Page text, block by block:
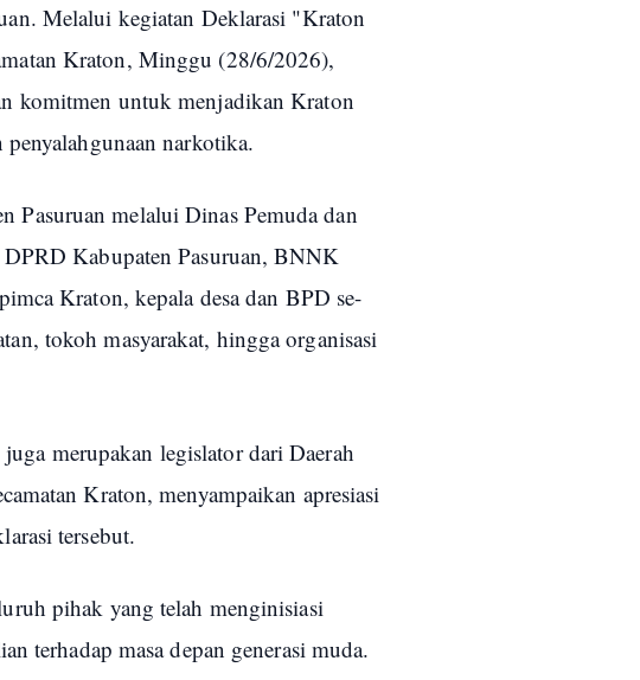
Melalui kegiatan Deklarasi "Kraton
Kraton, Minggu (28/6/2026),
komitmen untuk menjadikan Kraton
narkotika.
Pasuruan melalui Dinas Pemuda dan
Kabupaten Pasuruan, BNNK
Kraton, kepala desa dan BPD se-
tokoh masyarakat, hingga organisasi
merupakan legislator dari Daerah
Kraton, menyampaikan apresiasi
tersebut.
pihak yang telah menginisiasi
terhadap masa depan generasi muda.